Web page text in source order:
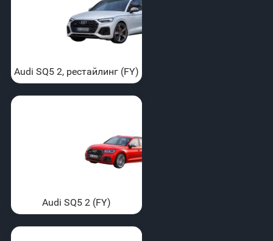
Audi SQ5 2, рестайлинг (FY)
Audi SQ5 2 (FY)